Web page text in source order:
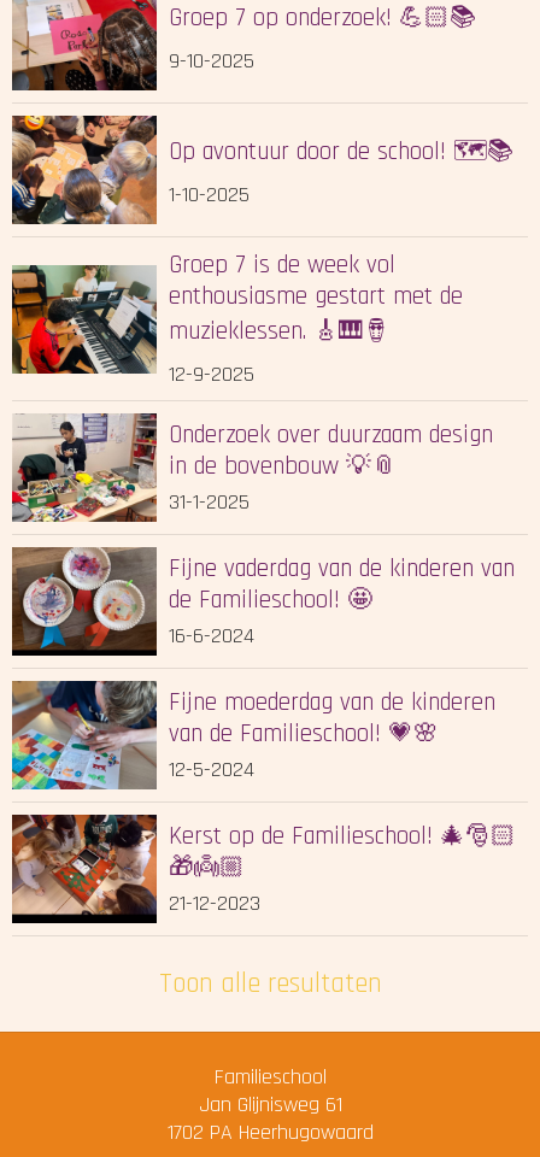
Groep 7 op onderzoek! 💪🏻📚
9-10-2025
Op avontuur door de school! 🗺️📚
1-10-2025
Groep 7 is de week vol
enthousiasme gestart met de
muzieklessen. 🎸🎹🪘
12-9-2025
Onderzoek over duurzaam design
in de bovenbouw 💡📎
31-1-2025
Fijne vaderdag van de kinderen van
de Familieschool! 🤩
16-6-2024
Fijne moederdag van de kinderen
van de Familieschool! 💗🌸
12-5-2024
Kerst op de Familieschool! 🎄🎅🏻
🎁👼🏼
21-12-2023
Toon alle resultaten
Familieschool
Jan Glijnisweg 61
1702 PA Heerhugowaard